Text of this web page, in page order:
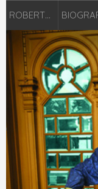
ROBERTO ORELLANA